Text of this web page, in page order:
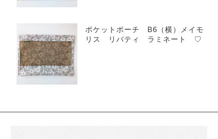
ポケットポーチ B6（横）メイモ
リス リバティ ラミネート ♡